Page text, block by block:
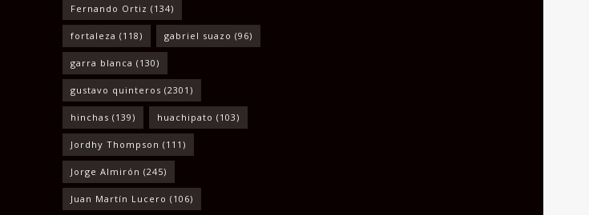
Fernando Ortiz (134)
fortaleza (118) gabriel suazo (96)
garra blanca (130)
gustavo quinteros (2301)
hinchas (139) huachipato (103)
Jordhy Thompson (111)
Jorge Almirón (245)
Juan Martín Lucero (106)